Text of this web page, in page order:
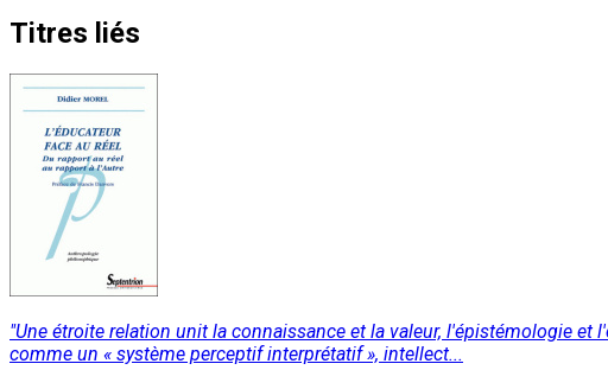
Titres liés
"Une étroite relation unit la connaissance et la valeur, l'épistémologie
comme un « système perceptif interprétatif », intellect...